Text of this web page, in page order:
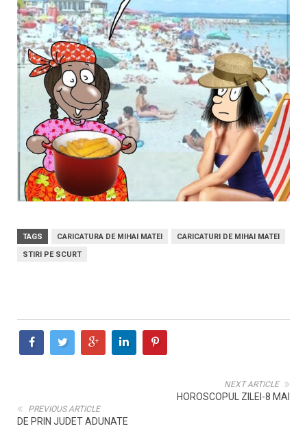
TAGS CARICATURA DE MIHAI MATEI
CARICATURI DE MIHAI MATEI
STIRI PE SCURT
NEXT ARTICLE
HOROSCOPUL ZILEI-8 MAI
PREVIOUS ARTICLE
DE PRIN JUDET ADUNATE